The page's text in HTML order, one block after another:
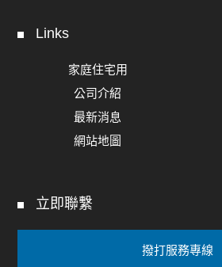
Links
家庭住宅用
公司介紹
最新消息
網站地圖
立即聯繫
撥打服務專線